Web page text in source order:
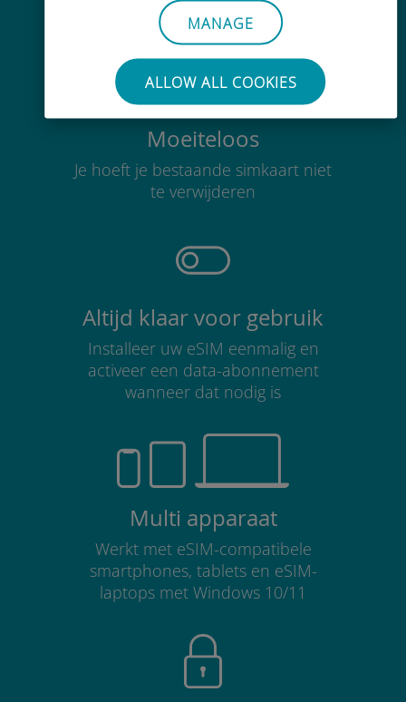
MANAGE
ALLOW ALL COOKIES
zonder Wi-Fi of resterende data
Moeiteloos
Je hoeft je bestaande simkaart niet
te verwijderen
Altijd klaar voor gebruik
Installeer uw eSIM eenmalig en
activeer een data-abonnement
wanneer dat nodig is
Multi apparaat
Werkt met eSIM-compatibele
smartphones, tablets en eSIM-
laptops met Windows 10/11